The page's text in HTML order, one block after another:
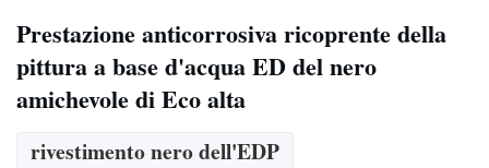
Prestazione anticorrosiva ricoprente della
pittura a base d'acqua ED del nero
amichevole di Eco alta
rivestimento nero dell'EDP